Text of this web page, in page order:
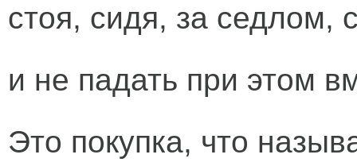
стоя, сидя, за седлом,
и не падать при этом
Это покупка, что